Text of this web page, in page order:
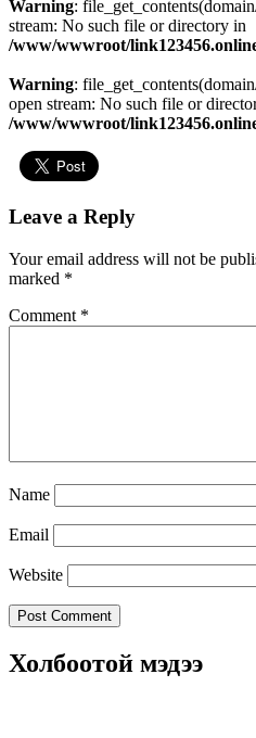
Warning:
stream: No such file or directory in
/www/wwwroot/
Warning:
open stream: No such file or
/www/wwwroot/
Leave a Reply
Your email address will not be
marked *
Comment *
Name
Email
Website
Холбоотой мэдээ